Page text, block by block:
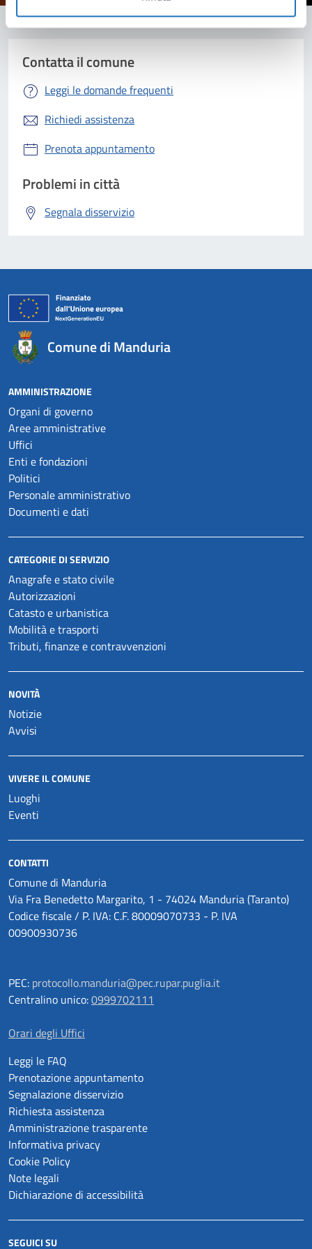
Contatta il comune
Leggi le domande frequenti
Richiedi assistenza
Prenota appuntamento
Problemi in città
Segnala disservizio
Comune di Manduria
AMMINISTRAZIONE
Organi di governo
Aree amministrative
Uffici
Enti e fondazioni
Politici
Personale amministrativo
Documenti e dati
CATEGORIE DI SERVIZIO
Anagrafe e stato civile
Autorizzazioni
Catasto e urbanistica
Mobilità e trasporti
Tributi, finanze e contravvenzioni
NOVITÀ
Notizie
Avvisi
VIVERE IL COMUNE
Luoghi
Eventi
CONTATTI
Comune di Manduria
Via Fra Benedetto Margarito, 1 - 74024 Manduria (Taranto)
Codice fiscale / P. IVA: C.F. 80009070733 - P. IVA
00900930736
PEC: protocollo.manduria@pec.rupar.puglia.it
Centralino unico:0999702111
Orari degli Uffici
Leggi le FAQ
Prenotazione appuntamento
Segnalazione disservizio
Richiesta assistenza
Amministrazione trasparente
Informativa privacy
Cookie Policy
Note legali
Dichiarazione di accessibilità
SEGUICI SU